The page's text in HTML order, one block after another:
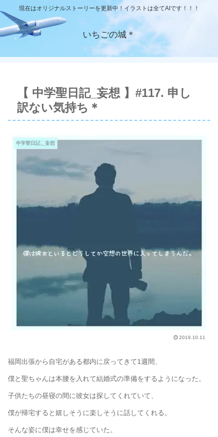
現在はオリジナルストーリーを更新中！イラストは全てAIです！！！
いちごの城＊
【 中学聖日記_妄想 】#117. 申し
訳ない気持ち＊
中学聖日記＿妄想
2019.10.11
福岡出張から自宅がある都内に戻ってきて1週間、
僕と聖ちゃんは本腰を入れて結婚式の準備をするようになった。
子供たちの昼寝の間に彼女は探してくれていて、
僕が帰宅すると嬉しそうに楽しそうに話してくれる。
そんな姿に僕は幸せを感じていた。